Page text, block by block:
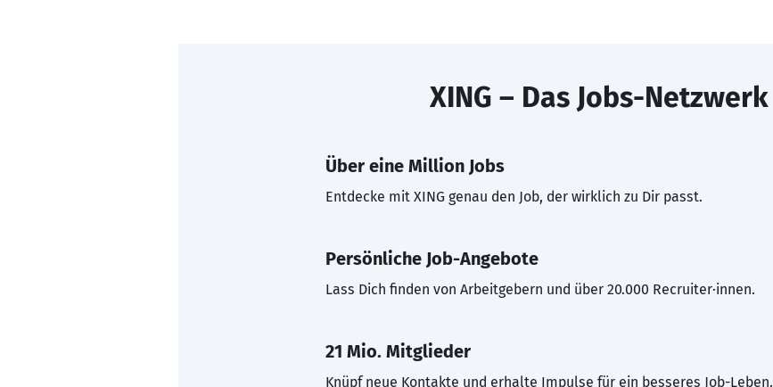
XING – Das Jobs-Netzwerk
Über eine Million Jobs
Entdecke mit XING genau den Job, der wirklich zu Dir passt.
Persönliche Job-Angebote
Lass Dich finden von Arbeitgebern und über 20.000 Recruiter·innen.
21 Mio. Mitglieder
Knüpf neue Kontakte und erhalte Impulse für ein besseres Job-Leben.